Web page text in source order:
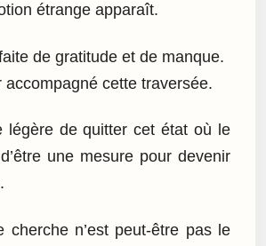
étrange apparaît.
de gratitude et de manque.
accompagné cette traversée.
légère de quitter cet état où le
une mesure pour devenir
cherche n’est peut-être pas le